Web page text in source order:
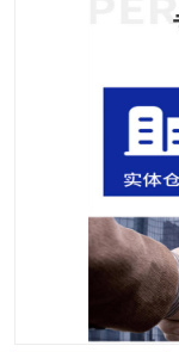
聚丙烯酰胺
磷酸氢二钠
氯酸钠
磷酸氢二钾
保险粉